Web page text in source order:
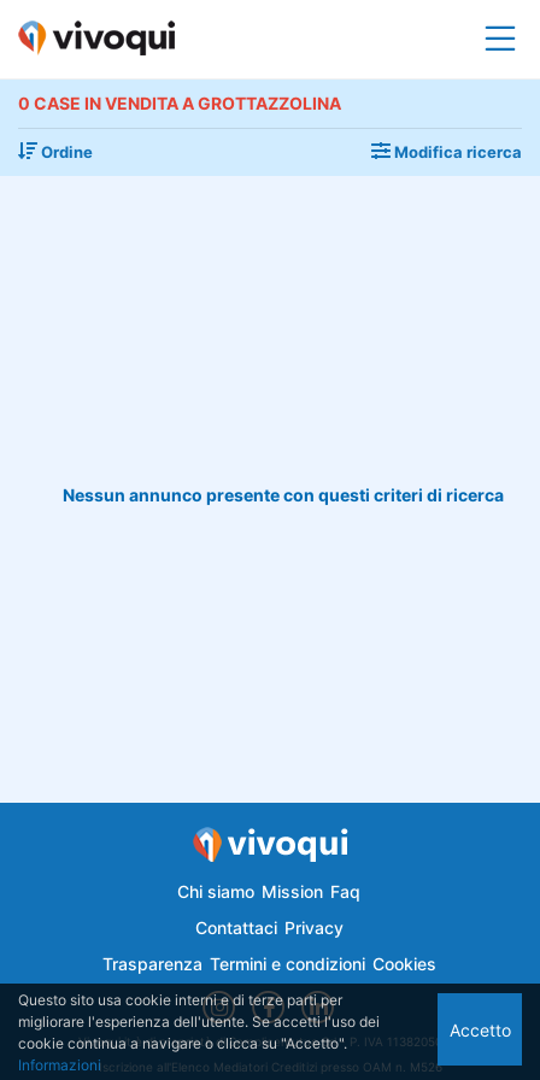
0 CASE IN VENDITA A GROTTAZZOLINA
Ordine Modifica ricerca
Nessun annunco presente con questi criteri di ricerca
Chi siamo Mission Faq
Contattaci Privacy
Trasparenza Termini e condizioni Cookies
Vivoqui.it è di proprietà di Semplicemutuo Srl - P. IVA 11382050018
Iscrizione all'Elenco Mediatori Creditizi presso OAM n. M526
Questo sito usa cookie interni e di terze parti per
migliorare l'esperienza dell'utente. Se accetti l'uso dei
cookie continua a navigare o clicca su "Accetto".
Informazioni
Accetto